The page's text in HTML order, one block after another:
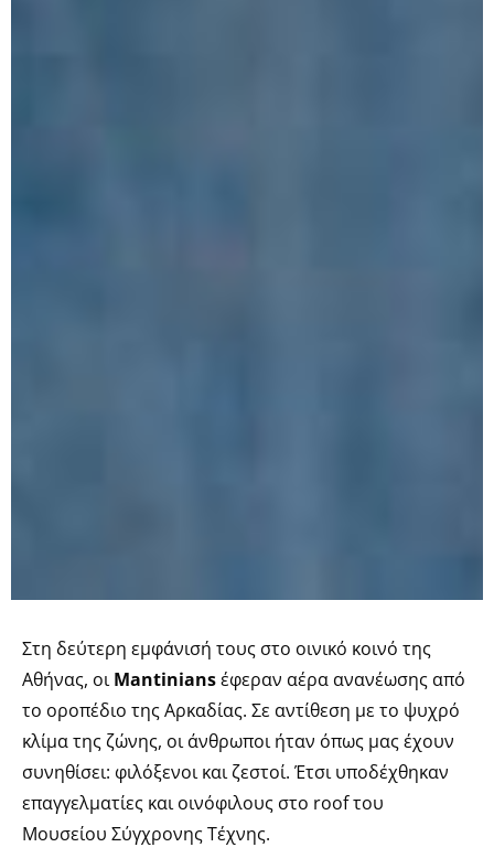
Στη δεύτερη εμφάνισή τους στο οινικό κοινό της
Αθήνας, οιMantiniansέφεραν αέρα ανανέωσης από
το οροπέδιο της Αρκαδίας. Σε αντίθεση με το ψυχρό
κλίμα της ζώνης, οι άνθρωποι ήταν όπως μας έχουν
συνηθίσει: φιλόξενοι και ζεστοί. Έτσι υποδέχθηκαν
επαγγελματίες και οινόφιλους στο roof του
Μουσείου Σύγχρονης Τέχνης.